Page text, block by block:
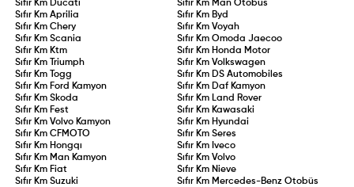
Sıfır Km Ducati Sıfır Km Man Otobüs
Sıfır KmAprilia Sıfır Km Byd
Sıfır KmChery Sıfır Km Voyah
Sıfır KmScania Sıfır Km Omoda Jaecoo
Sıfır Km Ktm Sıfır Km Honda Motor
Sıfır Km
Triumph Sıfır Km Volkswagen
Sıfır Km
Togg Sıfır Km DS Automobiles
Sıfır Km Ford Kamyon Sıfır Km Daf Kamyon
Sıfır KmSkoda Sıfır Km Land Rover
Sıfır Km Fest Sıfır Km Kawasaki
Sıfır KmVolvo Kamyon Sıfır Km Hyundai
Sıfır KmCFMOTO Sıfır Km Seres
Sıfır Km Hongqı Sıfır Km Iveco
Sıfır Km Man Kamyon Sıfır Km Volvo
Sıfır Km Fiat Sıfır Km Nieve
Sıfır KmSuzuki Sıfır Km Mercedes-Benz Otobüs